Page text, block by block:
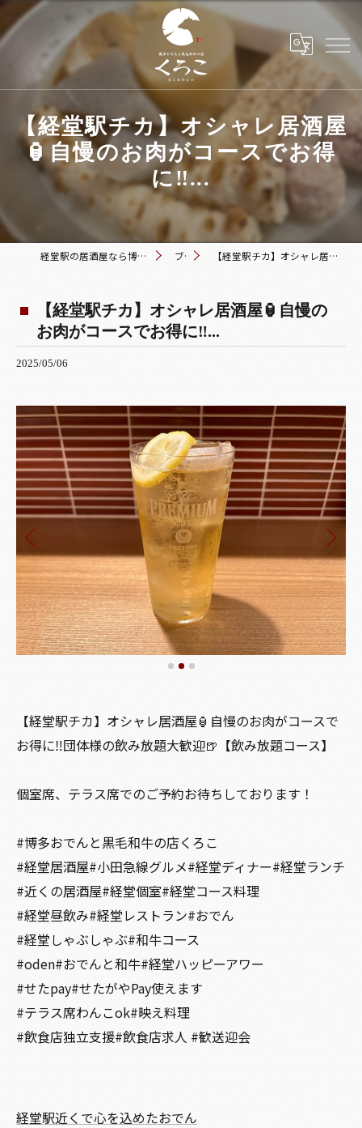
【経堂駅チカ】オシャレ居酒屋
🏮自慢のお肉がコースでお得
に‼️...
経堂駅の居酒屋なら博多おでんと黒毛和牛の店 くろこ ブログ 【経堂駅チカ】オシャレ居酒屋🏮自慢のお肉がコースでお得に‼️...
【経堂駅チカ】オシャレ居酒屋🏮自慢の
お肉がコースでお得に‼️...
2025/05/06
【経堂駅チカ】オシャレ居酒屋🏮自慢のお肉がコースで
お得に‼️団体様の飲み放題大歓迎🍺【飲み放題コース】
個室席、テラス席でのご予約お待ちしております！
#博多おでんと黒毛和牛の店くろこ
#経堂居酒屋#小田急線グルメ#経堂ディナー#経堂ランチ
#近くの居酒屋#経堂個室#経堂コース料理
#経堂昼飲み#経堂レストラン#おでん
#経堂しゃぶしゃぶ#和牛コース
#oden#おでんと和牛#経堂ハッピーアワー
#せたpay#せたがやPay使えます
#テラス席わんこok#映え料理
#飲食店独立支援#飲食店求人 #歓送迎会
経堂駅近くで心を込めたおでん